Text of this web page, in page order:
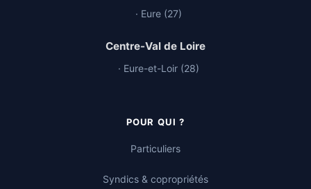
· Eure (27)
Centre-Val de Loire
· Eure-et-Loir (28)
POUR QUI ?
Particuliers
Syndics & copropriétés